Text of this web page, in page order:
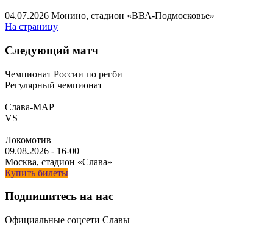
04.07.2026 Монино, стадион «ВВА-Подмосковье»
На страницу
Следующий матч
Чемпионат России по регби
Регулярный чемпионат
Слава-МАР
VS
Локомотив
09.08.2026 - 16-00
Москва, стадион «Слава»
Купить билеты
Подпишитесь на нас
Официальные соцсети Славы